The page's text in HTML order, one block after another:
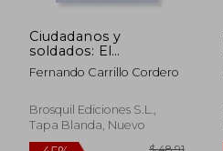
Ciudadanos y
soldados: El
asociacionismo
militar y otras batallas
el Ejército Español
(Fuera de colección)
Fernando Carrillo Cordero
Brosquil Ediciones S.L.,
Tapa Blanda, Nuevo